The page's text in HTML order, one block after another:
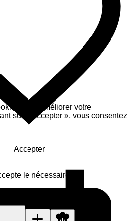
pour améliorer votre
sur « Accepter », vous consentez
Accepter
le nécessaire